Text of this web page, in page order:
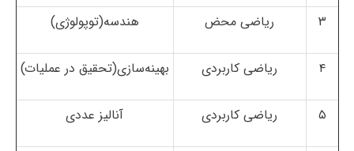
۳ ریاضی محض هندسه(توپولوژی)
۴ ریاضی کاربردی بهینه‌سازی(تحقیق در عملیات)
۵ ریاضی کاربردی آنالیز عددی